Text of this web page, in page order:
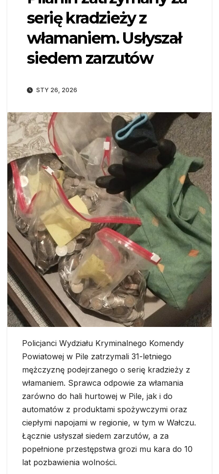
serię kradzieży z
włamaniem. Usłyszał
siedem zarzutów
STY 26, 2026
Policjanci Wydziału Kryminalnego Komendy
Powiatowej w Pile zatrzymali 31-letniego
mężczyznę podejrzanego o serię kradzieży z
włamaniem. Sprawca odpowie za włamania
zarówno do hali hurtowej w Pile, jak i do
automatów z produktami spożywczymi oraz
ciepłymi napojami w regionie, w tym w Wałczu.
Łącznie usłyszał siedem zarzutów, a za
popełnione przestępstwa grozi mu kara do 10
lat pozbawienia wolności.